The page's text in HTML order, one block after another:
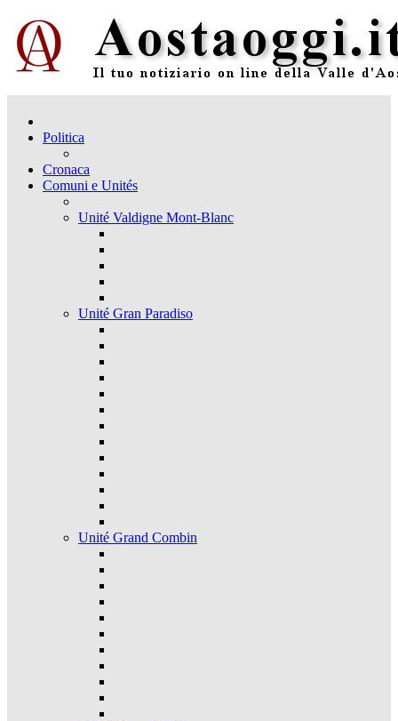
Politica
Cronaca
Comuni e Unités
Unité Valdigne Mont-Blanc
Unité Gran Paradiso
Unité Grand Combin